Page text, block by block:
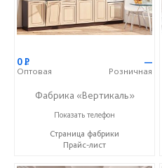
0Р
Оптовая
—
Розничная
Фабрика «Вертикаль»
+7 (927) 38-059-88
Показать телефон
Страница фабрики
Прайс-лист